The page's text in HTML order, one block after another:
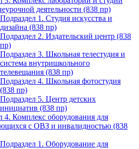
деятельности (838 пр)
Подраздел 1. Студия искусства и
дизайна (838 пр)
Подраздел 2. Издательский центр (838
пр)
Подраздел 3. Школьная телестудия и
система внутришкольного
телевещания (838 пр)
Подраздел 4. Школьная фотостудия
(838 пр)
Подраздел 5. Центр детских
инициатив (838 пр)
4. Комплекс оборудования для
с ОВЗ и инвалидностью (838
Подраздел 1. Оборудование для